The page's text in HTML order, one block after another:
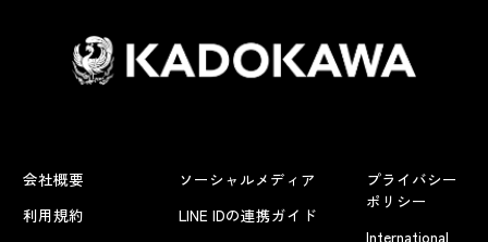
会社概要
利用規約
ソーシャルメディア
LINE IDの連携ガイド
プライバシー
ポリシー
International